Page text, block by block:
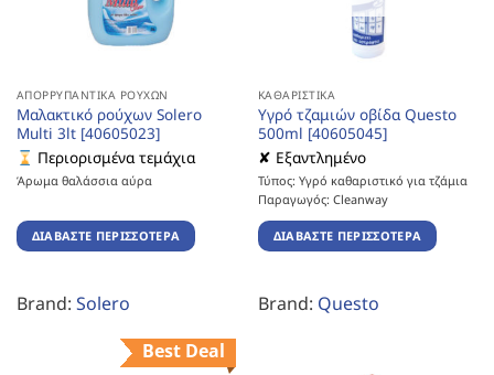
ΑΠΟΡΡΥΠΑΝΤΙΚΆ ΡΟΎΧΩΝ
Μαλακτικό ρούχων Solero
Multi 3lt [40605023]
Περιορισμένα τεμάχια
Άρωμα θαλάσσια αύρα
ΔΙΑΒΆΣΤΕ ΠΕΡΙΣΣΌΤΕΡΑ
Brand: Solero
ΚΑΘΑΡΙΣΤΙΚΆ
Υγρό τζαμιών οβίδα Questo
500ml [40605045]
✘ Εξαντλημένο
Τύπος: Υγρό καθαριστικό για τζάμια
Παραγωγός: Cleanway
ΔΙΑΒΆΣΤΕ ΠΕΡΙΣΣΌΤΕΡΑ
Brand: Questo
Best Deal